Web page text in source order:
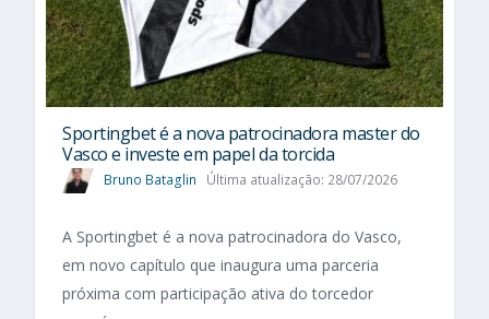
Sportingbet é a nova patrocinadora master do
Vasco e investe em papel da torcida
Bruno Bataglin Última atualização: 28/07/2026
A Sportingbet é a nova patrocinadora do Vasco,
em novo capítulo que inaugura uma parceria
próxima com participação ativa do torcedor